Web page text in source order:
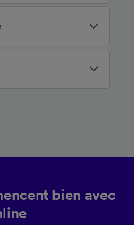
bien avec
(fournisseurs)